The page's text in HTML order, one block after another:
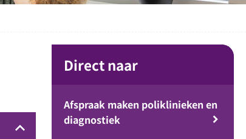
keyboard_arrow_up
Direct naar
Afspraak maken poliklinieken en
diagnostiek